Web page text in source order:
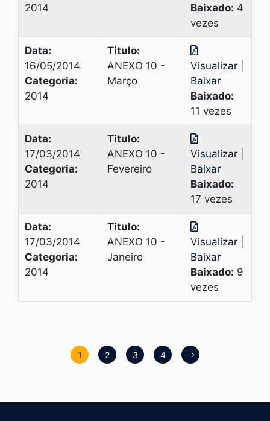
2014
Baixado: 4
vezes
Data:
16/05/2014
Categoria:
2014
Titulo:
ANEXO 10 -
Março
Visualizar
Baixar
Baixado:
11 vezes
Data:
17/03/2014
Categoria:
2014
Titulo:
ANEXO 10 -
Fevereiro
Visualizar
Baixar
Baixado:
17 vezes
Data:
17/03/2014
Categoria:
2014
Titulo:
ANEXO 10 -
Janeiro
Visualizar
Baixar
Baixado: 9
vezes
1 2 3 4